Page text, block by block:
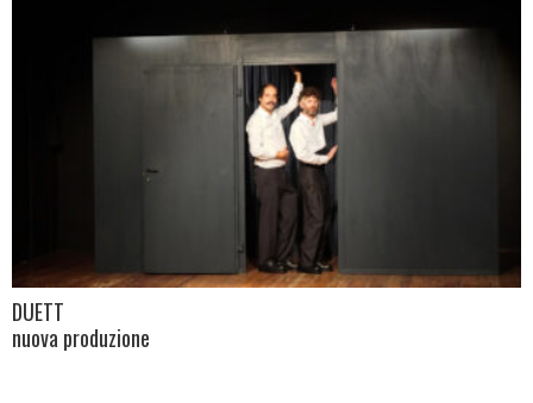
DUETT
nuova produzione